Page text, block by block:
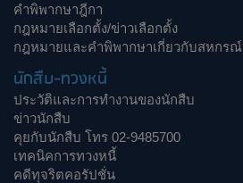
คำพิพากษาฎีกา
กฎหมายเลือกตั้ง/ข่าวเลือกตั้ง
กฎหมายและคำพิพากษาเกี่ยวกับสหกรณ์
นักสืบ-ทวงหนี้
ประวัติและการทำงานของนักสืบ
ข่าวนักสืบ
คุยกับนักสืบ โทร 02-9485700
เทคนิคการทวงหนี้
คดีทุจริตคอรัปชั่น